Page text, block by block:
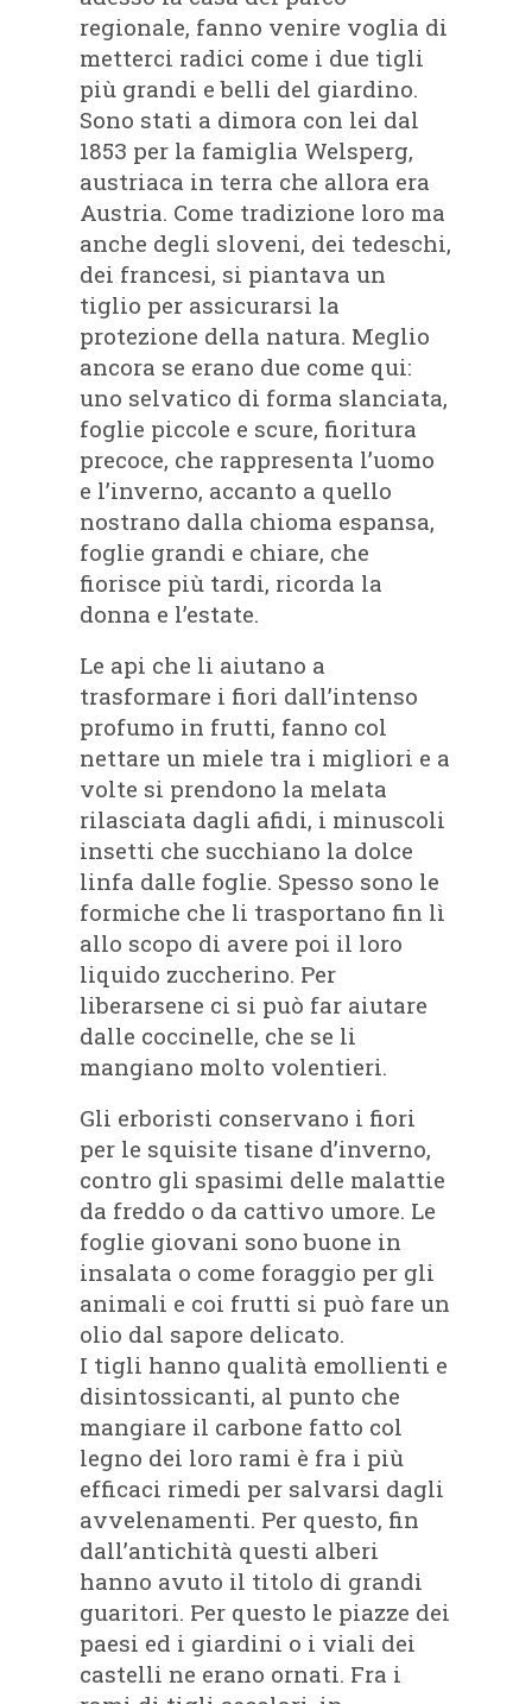
regionale, fanno venire voglia di
metterci radici come i due tigli
più grandi e belli del giardino.
Sono stati a dimora con lei dal
1853 per la famiglia Welsperg,
austriaca in terra che allora era
Austria. Come tradizione loro ma
anche degli sloveni, dei tedeschi,
dei francesi, si piantava un
tiglio per assicurarsi la
protezione della natura. Meglio
ancora se erano due come qui:
uno selvatico di forma slanciata,
foglie piccole e scure, fioritura
precoce, che rappresenta l’uomo
e l’inverno, accanto a quello
nostrano dalla chioma espansa,
foglie grandi e chiare, che
fiorisce più tardi, ricorda la
donna e l’estate.
Le api che li aiutano a
trasformare i fiori dall’intenso
profumo in frutti, fanno col
nettare un miele tra i migliori e a
volte si prendono la melata
rilasciata dagli afidi, i minuscoli
insetti che succhiano la dolce
linfa dalle foglie. Spesso sono le
formiche che li trasportano fin lì
allo scopo di avere poi il loro
liquido zuccherino. Per
liberarsene ci si può far aiutare
dalle coccinelle, che se li
mangiano molto volentieri.
Gli erboristi conservano i fiori
per le squisite tisane d’inverno,
contro gli spasimi delle malattie
da freddo o da cattivo umore. Le
foglie giovani sono buone in
insalata o come foraggio per gli
animali e coi frutti si può fare un
olio dal sapore delicato.
I tigli hanno qualità emollienti e
disintossicanti, al punto che
mangiare il carbone fatto col
legno dei loro rami è fra i più
efficaci rimedi per salvarsi dagli
avvelenamenti. Per questo, fin
dall’antichità questi alberi
hanno avuto il titolo di grandi
guaritori. Per questo le piazze dei
paesi ed i giardini o i viali dei
castelli ne erano ornati. Fra i